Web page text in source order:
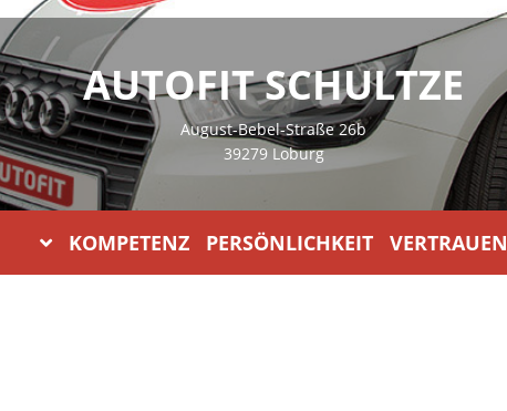
AUTOFIT SCHULTZE
August-Bebel-Straße 26b
39279 Loburg
KOMPETENZ PERSÖNLICHKEIT VERTRAUEN